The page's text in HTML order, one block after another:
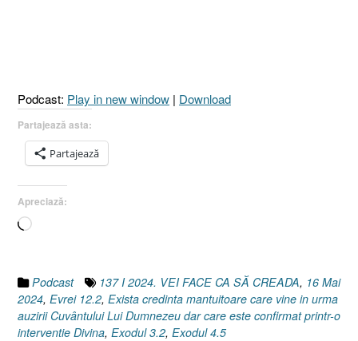
Podcast: Play in new window | Download
Partajează asta:
Partajează
Apreciază:
Încarc...
Podcast 137 I 2024. VEI FACE CA SĂ CREADA, 16 Mai
2024, Evrei 12.2, Exista credinta mantuitoare care vine in urma
auzirii Cuvântului Lui Dumnezeu dar care este confirmat printr-o
interventie Divina, Exodul 3.2, Exodul 4.5